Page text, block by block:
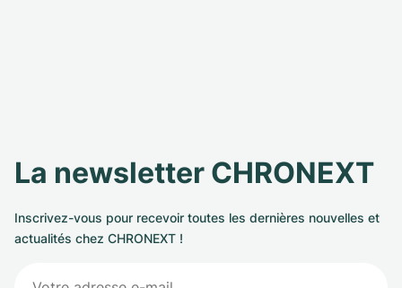
La newsletter CHRONEXT
Inscrivez-vous pour recevoir toutes les dernières nouvelles et
actualités chez CHRONEXT !